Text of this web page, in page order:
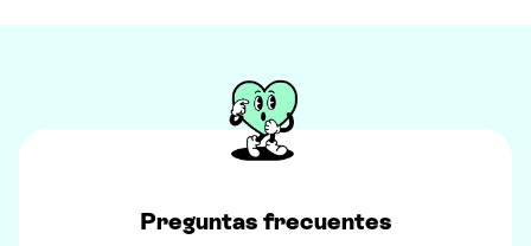
Preguntas frecuentes